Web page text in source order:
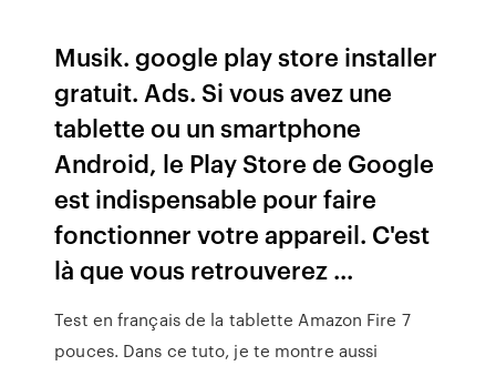
Musik. google play store installer
gratuit. Ads. Si vous avez une
tablette ou un smartphone
Android, le Play Store de Google
est indispensable pour faire
fonctionner votre appareil. C'est
là que vous retrouverez ...
Test en français de la tablette Amazon Fire 7
pouces. Dans ce tuto, je te montre aussi